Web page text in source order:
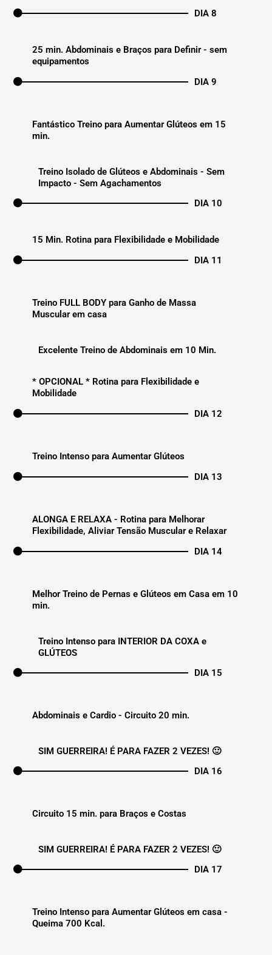
DIA 8
25 min. Abdominais e Braços para Definir - sem
equipamentos
DIA 9
Fantástico Treino para Aumentar Glúteos em 15
min.
Treino Isolado de Glúteos e Abdominais - Sem
Impacto - Sem Agachamentos
DIA 10
15 Min. Rotina para Flexibilidade e Mobilidade
DIA 11
Treino FULL BODY para Ganho de Massa
Muscular em casa
Excelente Treino de Abdominais em 10 Min.
* OPCIONAL * Rotina para Flexibilidade e
Mobilidade
DIA 12
Treino Intenso para Aumentar Glúteos
DIA 13
ALONGA E RELAXA - Rotina para Melhorar
Flexibilidade, Aliviar Tensão Muscular e Relaxar
DIA 14
Melhor Treino de Pernas e Glúteos em Casa em 10
min.
Treino Intenso para INTERIOR DA COXA e
GLÚTEOS
DIA 15
Abdominais e Cardio - Circuito 20 min.
SIM GUERREIRA! É PARA FAZER 2 VEZES! 🙂
DIA 16
Circuito 15 min. para Braços e Costas
SIM GUERREIRA! É PARA FAZER 2 VEZES! 🙂
DIA 17
Treino Intenso para Aumentar Glúteos em casa -
Queima 700 Kcal.